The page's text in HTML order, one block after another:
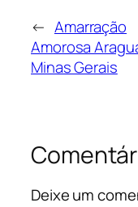
← Amarração
Amorosa
Minas Gerais
Deixe um